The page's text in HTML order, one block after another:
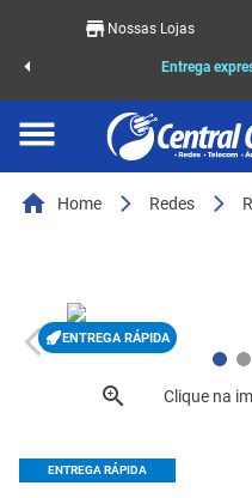
Nossas Lojas
Entrega
Home Redes
ENTREGA RÁPIDA
ENTREGA RÁPIDA